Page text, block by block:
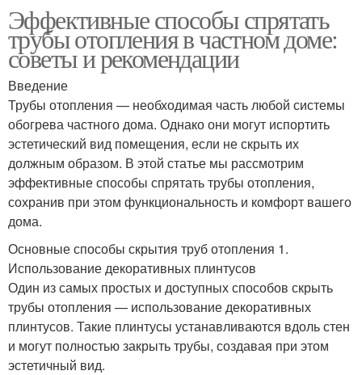
Эффективные способы спрятать
трубы отопления в частном доме:
советы и рекомендации
Введение
Трубы отопления — необходимая часть любой системы
обогрева частного дома. Однако они могут испортить
эстетический вид помещения, если не скрыть их
должным образом. В этой статье мы рассмотрим
эффективные способы спрятать трубы отопления,
сохранив при этом функциональность и комфорт вашего
дома.
Основные способы скрытия труб отопления 1.
Использование декоративных плинтусов
Один из самых простых и доступных способов скрыть
трубы отопления — использование декоративных
плинтусов. Такие плинтусы устанавливаются вдоль стен
и могут полностью закрыть трубы, создавая при этом
эстетичный вид.